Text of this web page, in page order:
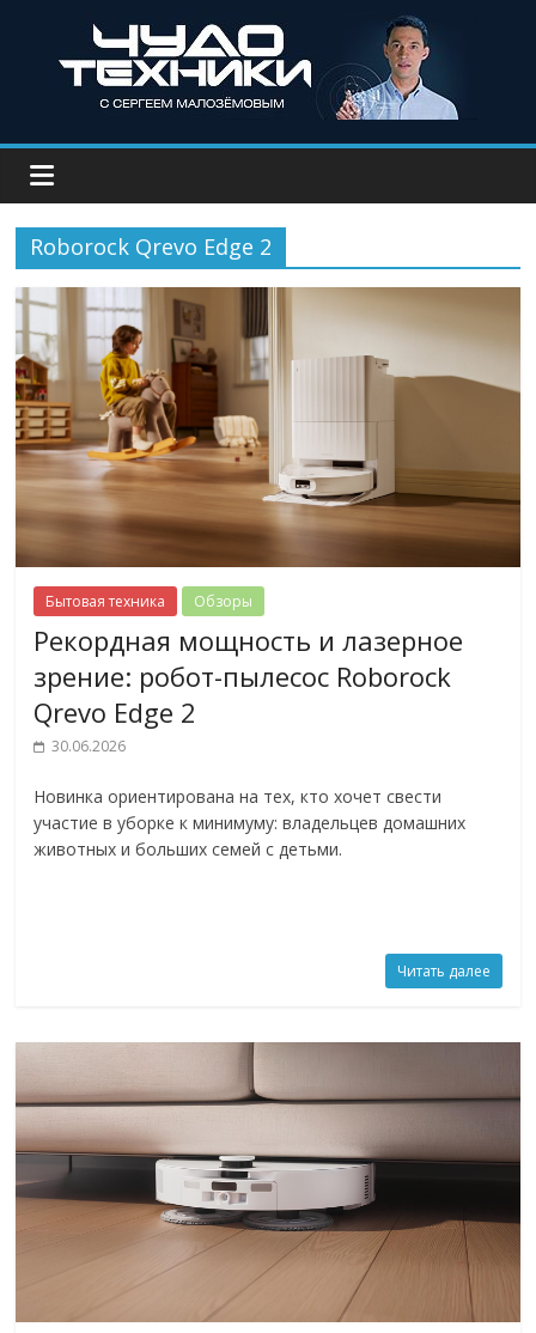
Roborock Qrevo Edge 2
Бытовая техника Обзоры
Рекордная мощность и лазерное
зрение: робот-пылесос Roborock
Qrevo Edge 2
30.06.2026
Новинка ориентирована на тех, кто хочет свести
участие в уборке к минимуму: владельцев домашних
животных и больших семей с детьми.
Читать далее